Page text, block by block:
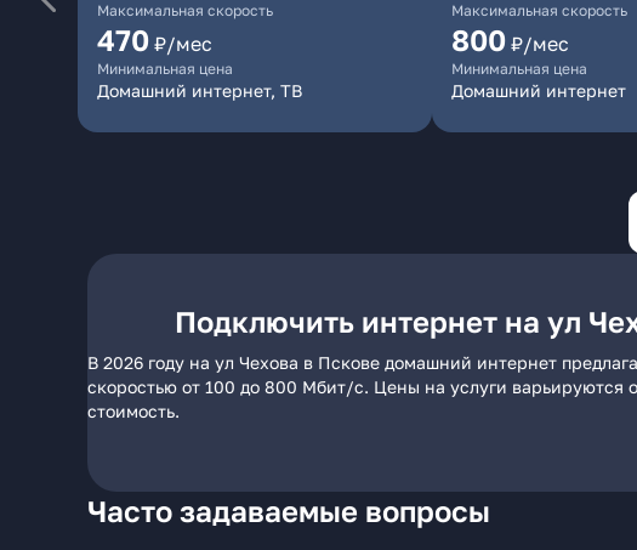
Максимальная скорость
470 ₽/мес
Минимальная цена
Домашний интернет, ТВ
Максимальная скорость
800 ₽/мес
Минимальная цена
Домашний интернет
Подключить интернет на ул
В 2026 году на ул Чехова в Пскове домашний интернет
скоростью от 100 до 800 Мбит/с. Цены на услуги варьируются
стоимость.
Часто задаваемые вопросы